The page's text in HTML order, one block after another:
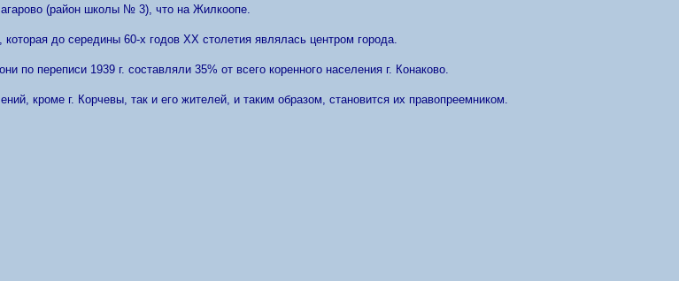
(район школы № 3), что на Жилкоопе.
до середины 60-х годов XX столетия являлась центром города.
переписи 1939 г. составляли 35% от всего коренного населения г. Конаково.
кроме г. Корчевы, так и его жителей, и таким образом, становится их правопреемником.